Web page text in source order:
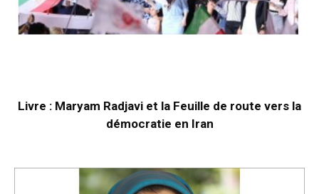
Livre : Maryam Radjavi et la Feuille de route vers la
démocratie en Iran